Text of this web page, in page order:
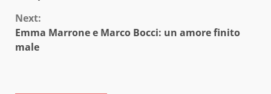
Next:
Emma Marrone e Marco Bocci: un amore finito
male